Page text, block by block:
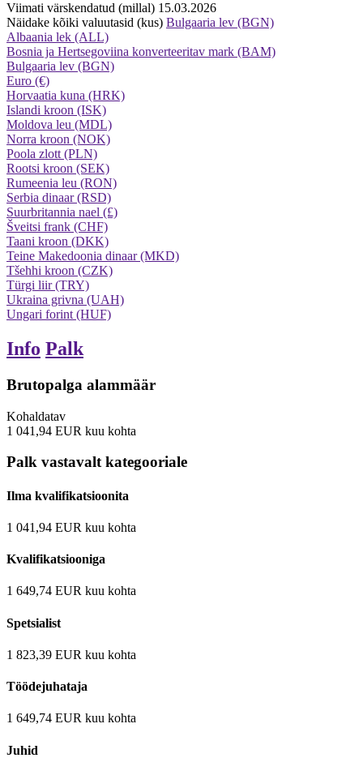
Viimati värskendatud (millal) 15.03.2026
Näidake kõiki valuutasid (kus) Bulgaaria lev (BGN)
Albaania lek (ALL)
Bosnia ja Hertsegoviina konverteeritav mark (BAM)
Bulgaaria lev (BGN)
Euro (€)
Horvaatia kuna (HRK)
Islandi kroon (ISK)
Moldova leu (MDL)
Norra kroon (NOK)
Poola zlott (PLN)
Rootsi kroon (SEK)
Rumeenia leu (RON)
Serbia dinaar (RSD)
Suurbritannia nael (£)
Šveitsi frank (CHF)
Taani kroon (DKK)
Teine Makedoonia dinaar (MKD)
Tšehhi kroon (CZK)
Türgi liir (TRY)
Ukraina grivna (UAH)
Ungari forint (HUF)
Info Palk
Brutopalga alammäär
Kohaldatav
1 041,94 EUR kuu kohta
Palk vastavalt kategooriale
Ilma kvalifikatsioonita
1 041,94 EUR kuu kohta
Kvalifikatsiooniga
1 649,74 EUR kuu kohta
Spetsialist
1 823,39 EUR kuu kohta
Töödejuhataja
1 649,74 EUR kuu kohta
Juhid